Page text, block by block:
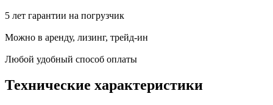
5 лет гарантии на погрузчик
Можно в аренду, лизинг, трейд-ин
Любой удобный способ оплаты
Технические характеристики